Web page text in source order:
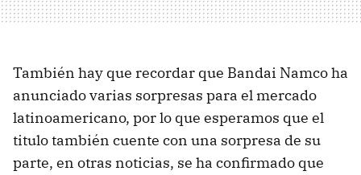
También hay que recordar que Bandai Namco ha
anunciado varias sorpresas para el mercado
latinoamericano, por lo que esperamos que el
titulo también cuente con una sorpresa de su
parte, en otras noticias, se ha confirmado que